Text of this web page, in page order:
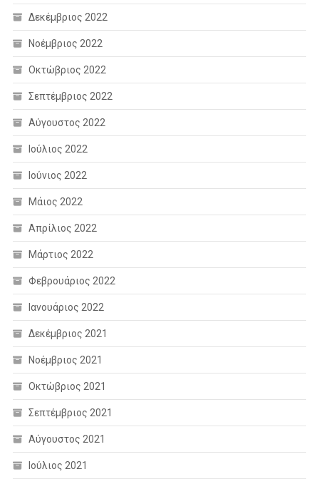
Δεκέμβριος 2022
Νοέμβριος 2022
Οκτώβριος 2022
Σεπτέμβριος 2022
Αύγουστος 2022
Ιούλιος 2022
Ιούνιος 2022
Μάιος 2022
Απρίλιος 2022
Μάρτιος 2022
Φεβρουάριος 2022
Ιανουάριος 2022
Δεκέμβριος 2021
Νοέμβριος 2021
Οκτώβριος 2021
Σεπτέμβριος 2021
Αύγουστος 2021
Ιούλιος 2021